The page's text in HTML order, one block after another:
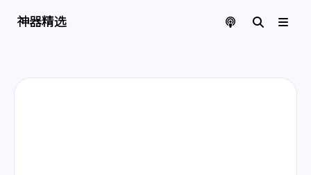
神器精选